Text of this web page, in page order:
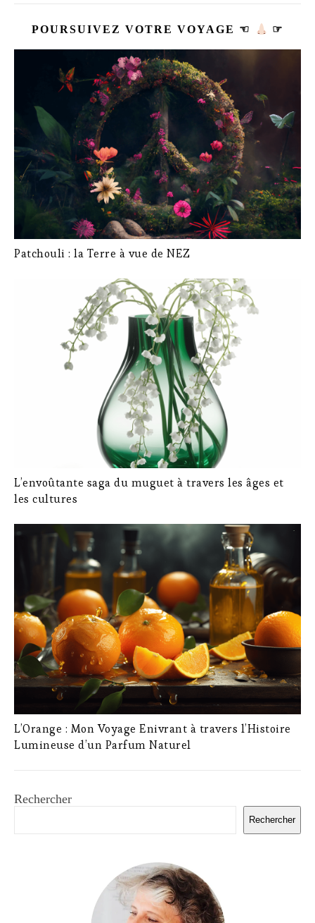
POURSUIVEZ VOTRE VOYAGE ☜ ☞
Patchouli : la Terre à vue de NEZ
L’envoûtante saga du muguet à travers les âges et
les cultures
L’Orange : Mon Voyage Enivrant à travers l’Histoire
Lumineuse d’un Parfum Naturel
Rechercher
Rechercher